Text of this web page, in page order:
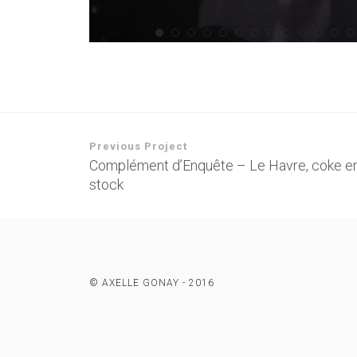
Previous Project
Complément d’Enquête – Le Havre, coke
stock
© AXELLE GONAY - 2016